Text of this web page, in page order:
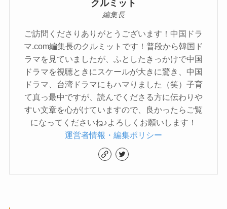
クルミット
編集長
ご訪問くださりありがとうございます！中国ドラ
マ.com編集長のクルミットです！普段から韓国ド
ラマを見ていましたが、ふとしたきっかけで中国
ドラマを視聴ときにスケールが大きに驚き、中国
ドラマ、台湾ドラマにもハマりました（笑）子育
て真っ最中ですが、読んでくださる方に伝わりや
すい文章を心がけていますので、良かったらご覧
になってくださいね♪よろしくお願いします！
運営者情報・編集ポリシー